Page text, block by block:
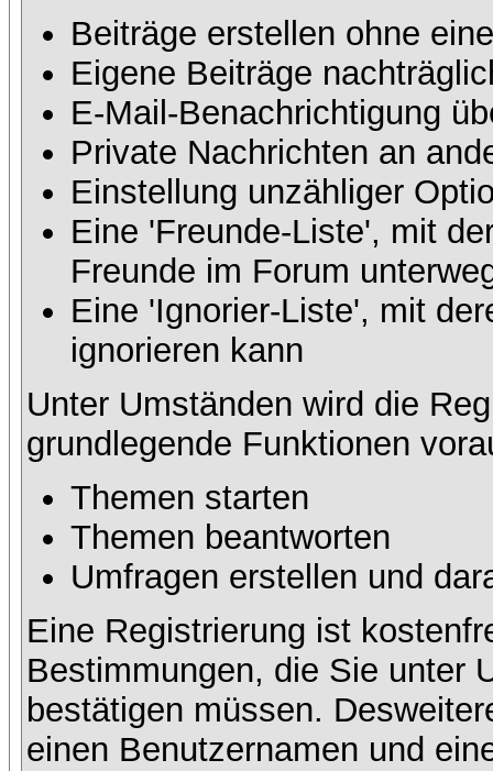
Beiträge erstellen ohne
Eigene Beiträge
E-Mail-Benachrichtigung
Private Nachrichten an
Einstellung unzähliger
Eine 'Freunde-Liste', mit
Freunde im Forum
Eine 'Ignorier-Liste', mit
ignorieren kann
Unter Umständen wird die
grundlegende Funktionen
Themen starten
Themen beantworten
Umfragen erstellen und
Eine Registrierung ist
Bestimmungen, die Sie unter
bestätigen müssen.
einen Benutzernamen und